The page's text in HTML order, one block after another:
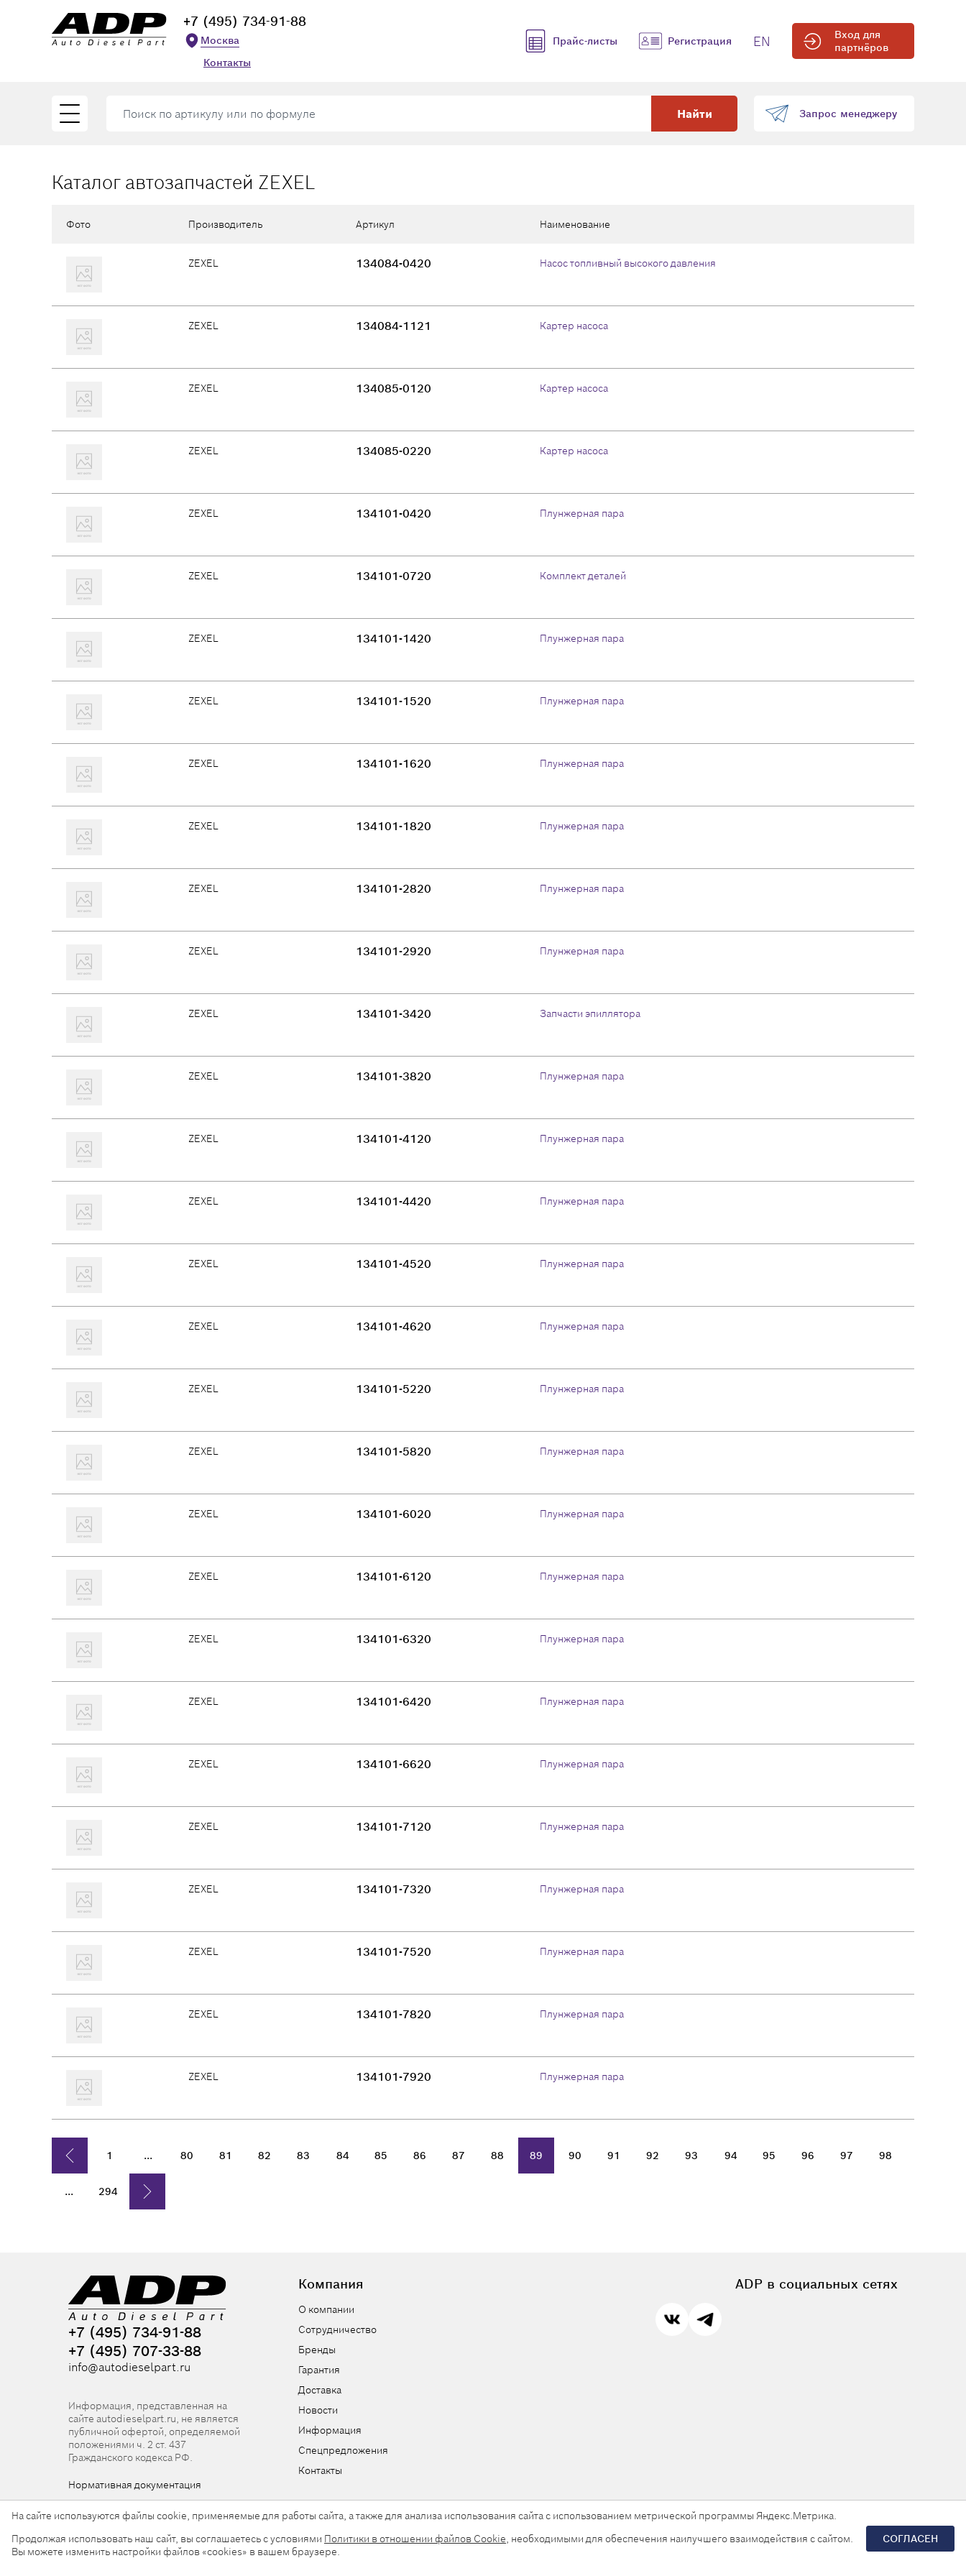
+7 (495) 734-91-88
Москва
Контакты
Прайс-листы Регистрация EN
Вход для
партнёров
Найти Запрос менеджеру
Каталог автозапчастей ZEXEL
Фото Производитель Артикул Наименование
ZEXEL 134084-0420 Насос топливный высокого давления
ZEXEL 134084-1121 Картер насоса
ZEXEL 134085-0120 Картер насоса
ZEXEL 134085-0220 Картер насоса
ZEXEL 134101-0420 Плунжерная пара
ZEXEL 134101-0720 Комплект деталей
ZEXEL 134101-1420 Плунжерная пара
ZEXEL 134101-1520 Плунжерная пара
ZEXEL 134101-1620 Плунжерная пара
ZEXEL 134101-1820 Плунжерная пара
ZEXEL 134101-2820 Плунжерная пара
ZEXEL 134101-2920 Плунжерная пара
ZEXEL 134101-3420 Запчасти эпиллятора
ZEXEL 134101-3820 Плунжерная пара
ZEXEL 134101-4120 Плунжерная пара
ZEXEL 134101-4420 Плунжерная пара
ZEXEL 134101-4520 Плунжерная пара
ZEXEL 134101-4620 Плунжерная пара
ZEXEL 134101-5220 Плунжерная пара
ZEXEL 134101-5820 Плунжерная пара
ZEXEL 134101-6020 Плунжерная пара
ZEXEL 134101-6120 Плунжерная пара
ZEXEL 134101-6320 Плунжерная пара
ZEXEL 134101-6420 Плунжерная пара
ZEXEL 134101-6620 Плунжерная пара
ZEXEL 134101-7120 Плунжерная пара
ZEXEL 134101-7320 Плунжерная пара
ZEXEL 134101-7520 Плунжерная пара
ZEXEL 134101-7820 Плунжерная пара
ZEXEL 134101-7920 Плунжерная пара
1 ... 80 81 82 83 84 85 86 87 88 89 90 91 92 93 94 95 96 97 98
... 294
+7 (495) 734-91-88
+7 (495) 707-33-88
info@autodieselpart.ru
Информация, представленная на
сайте autodieselpart.ru, не является
публичной офертой, определяемой
положениями ч. 2 ст. 437
Гражданского кодекса РФ.
Нормативная документация
Компания
О компании
Сотрудничество
Бренды
Гарантия
Доставка
Новости
Информация
Спецпредложения
Контакты
ADP в социальных сетях
© 2026, ООО «АвтоДизельПарт». Все права защищены. Разработка сайта — «Askaron Systems»
На сайте используются файлы cookie, применяемые для работы сайта, а также для анализа использования сайта с использованием метрической программы Яндекс.Метрика.
Продолжая использовать наш сайт, вы соглашаетесь с условиями Политики в отношении файлов Cookie, необходимыми для обеспечения наилучшего взаимодействия с сайтом.
Вы можете изменить настройки файлов «cookies» в вашем браузере.
СОГЛАСЕН